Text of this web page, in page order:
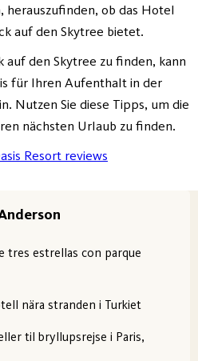
herauszufinden, ob das Hotel
auf den Skytree bietet.
auf den Skytree zu finden, kann
für Ihren Aufenthalt in der
Nutzen Sie diese Tipps, um die
nächsten Urlaub zu finden.
Resort reviews
tres estrellas con parque
nära stranden i Turkiet
til bryllupsrejse i Paris,